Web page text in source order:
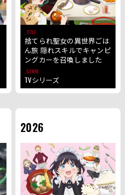
TITLE
捨てられ聖女の異世界ごは
ん旅 隠れスキルでキャンピ
ングカーを召喚しました
GENRE
TVシリーズ